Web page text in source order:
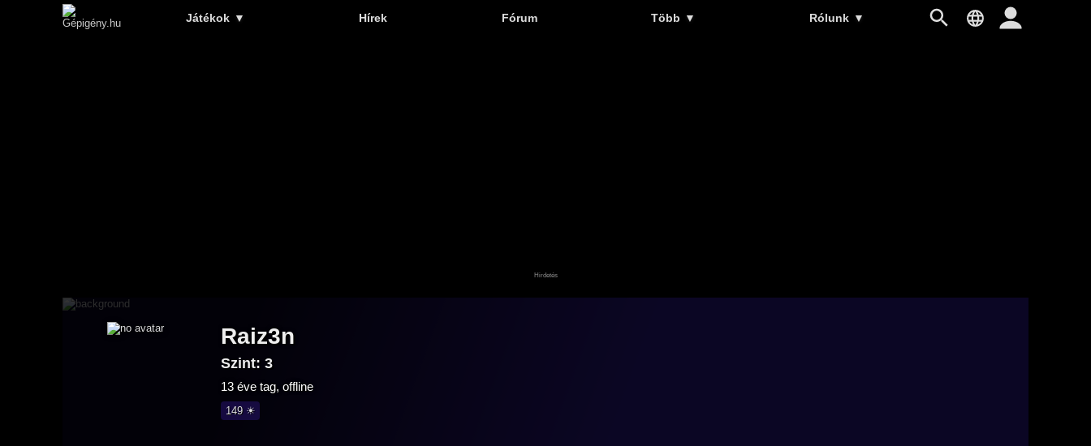
Játékok ▼ Hírek Fórum Több ▼ Rólunk ▼
Raiz3n
Szint: 3
13 éve tag, offline
149 ☀